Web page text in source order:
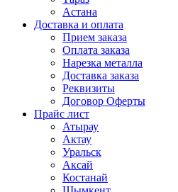
Астана
Доставка и оплата
Прием заказа
Оплата заказа
Нарезка металла
Доставка заказа
Реквизиты
Договор Оферты
Прайс лист
Атырау
Актау
Уральск
Аксай
Костанай